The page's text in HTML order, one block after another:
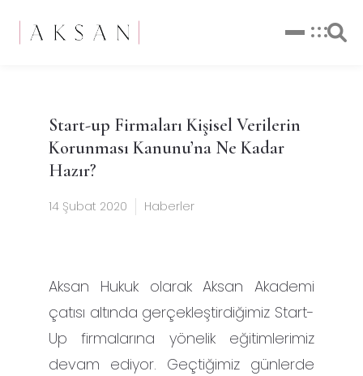
Start-up Firmaları Kişisel Verilerin
Korunması Kanunu’na Ne Kadar
Hazır?
14 Şubat 2020 Haberler
Aksan Hukuk olarak Aksan Akademi
çatısı altında gerçekleştirdiğimiz Start-
Up firmalarına yönelik eğitimlerimiz
devam ediyor. Geçtiğimiz günlerde